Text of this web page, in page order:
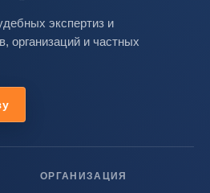
экспертиз и
организаций и частных
ОРГАНИЗАЦИЯ